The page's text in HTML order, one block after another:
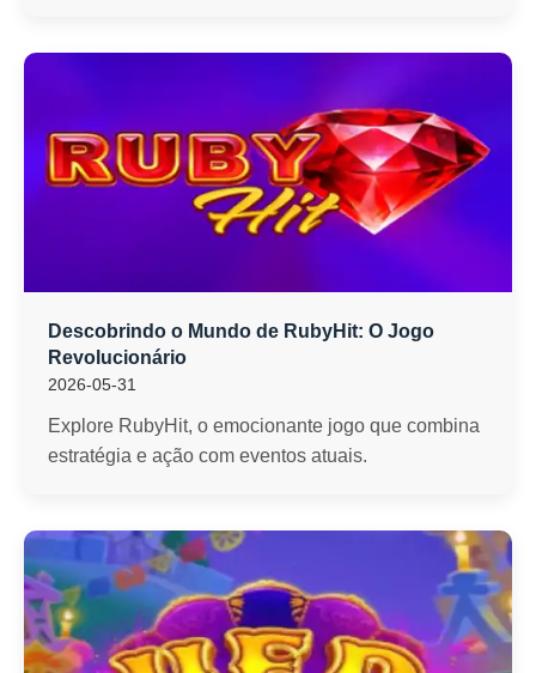
Descobrindo o Mundo de RubyHit: O Jogo
Revolucionário
2026-05-31
Explore RubyHit, o emocionante jogo que combina
estratégia e ação com eventos atuais.